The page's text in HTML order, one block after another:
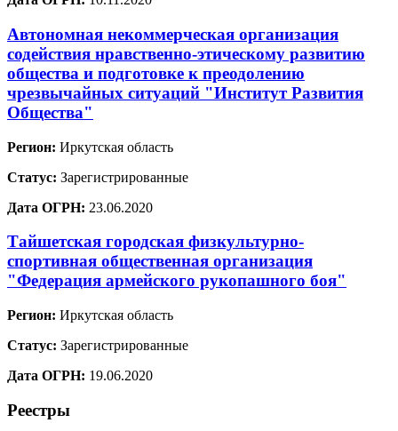
Автономная некоммерческая организация
содействия нравственно-этическому развитию
общества и подготовке к преодолению
чрезвычайных ситуаций "Институт Развития
Общества"
Регион: Иркутская область
Статус: Зарегистрированные
Дата ОГРН: 23.06.2020
Тайшетская городская физкультурно-
спортивная общественная организация
"Федерация армейского рукопашного боя"
Регион: Иркутская область
Статус: Зарегистрированные
Дата ОГРН: 19.06.2020
Реестры